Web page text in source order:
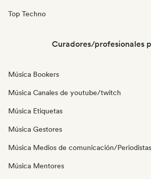
Top Techno
Curadores/profesionales
Música Bookers
Música Canales de youtube/twitch
Música Etiquetas
Música Gestores
Música Medios de comunicación/Periodistas
Música Mentores